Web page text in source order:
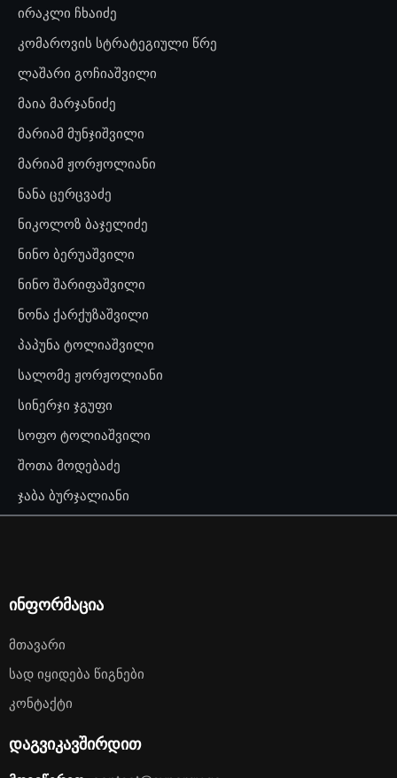
ირაკლი ჩხაიძე
კომაროვის სტრატეგიული წრე
ლაშარი გოჩიაშვილი
მაია მარჯანიძე
მარიამ მუნჯიშვილი
მარიამ ჟორჟოლიანი
ნანა ცერცვაძე
ნიკოლოზ ბაჯელიძე
ნინო ბერუაშვილი
ნინო შარიფაშვილი
ნონა ქარქუზაშვილი
პაპუნა ტოლიაშვილი
სალომე ჟორჟოლიანი
სინერჯი ჯგუფი
სოფო ტოლიაშვილი
შოთა მოდებაძე
ჯაბა ბურჯალიანი
ინფორმაცია
Მთავარი
Სად Იყიდება Წიგნები
Კონტაქტი
დაგვიკავშირდით